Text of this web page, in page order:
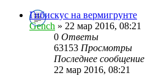
Гибискус на вермигрунте
Gench » 22 мар 2016, 08:21
0 Ответы
63153 Просмотры
Последнее сообщение
22 мар 2016, 08:21